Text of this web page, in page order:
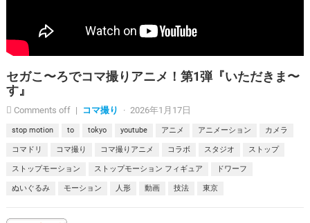
セガこ〜ろでコマ撮りアニメ！第1弾『いただきま〜
す』
Comments off | コマ撮り · 2026年1月17日
stop motion to tokyo youtube アニメ アニメーション カメラ
コマドリ コマ撮り コマ撮りアニメ コラボ スタジオ ストップ
ストップモーション ストップモーション フィギュア ドワーフ
ぬいぐるみ モーション 人形 動画 技法 東京